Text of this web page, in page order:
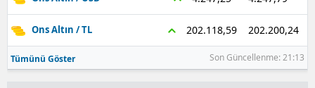
Sinop
Sivas
Ons Altın / TL 202.118,59 202.200,24
Tümünü Göster Son Güncellenme: 21:13